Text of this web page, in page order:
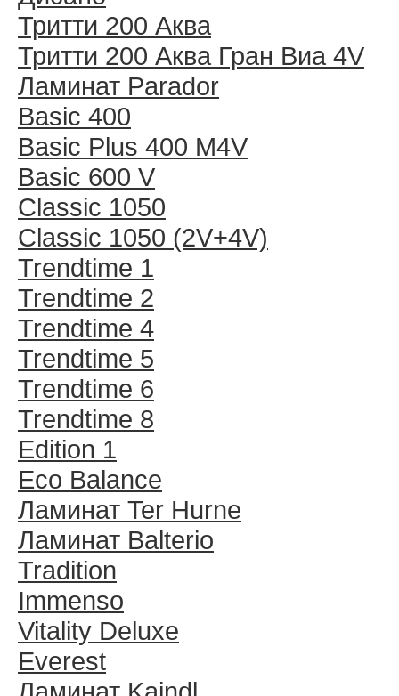
Тритти 200 Аква
Тритти 200 Аква Гран Виа 4V
Ламинат Parador
Basic 400
Basic Plus 400 M4V
Basic 600 V
Classic 1050
Classic 1050 (2V+4V)
Trendtime 1
Trendtime 2
Trendtime 4
Trendtime 5
Trendtime 6
Trendtime 8
Edition 1
Eco Balance
Ламинат Ter Hurne
Ламинат Balterio
Tradition
Immenso
Vitality Deluxe
Everest